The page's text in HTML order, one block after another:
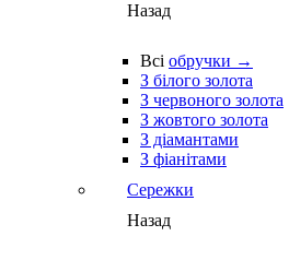
Назад
Всі обручки →
З білого золота
З червоного золота
З жовтого золота
З діамантами
З фіанітами
Сережки
Назад